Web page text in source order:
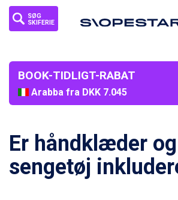
SØG
SKIFERIE
BOOK-TIDLIGT-RABAT
Arabba fra DKK 7.045
La Thuile fra DKK 4.595
Cervinia fra DKK 5.295
Sölden fra DKK 8.445
Bad Hofgastein fra DKK 5.495
Passo Tonale fra DKK 3.795
Er håndklæder og
sengetøj